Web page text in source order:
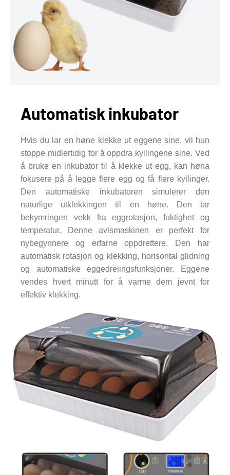
Automatisk inkubator
Hvis du lar en høne klekke ut eggene sine, vil hun
stoppe midlertidig for å oppdra kyllingene sine. Ved
å bruke en inkubator til å klekke ut egg, kan høna
fokusere på å legge flere egg og få flere kyllinger.
Den automatiske inkubatoren simulerer den
naturlige utklekkingen til en høne. Den tar
bekymringen vekk fra eggrotasjon, fuktighet og
temperatur. Denne avlsmaskinen er perfekt for
nybegynnere og erfarne oppdrettere. Den har
automatisk rotasjon og klekking, horisontal glidning
og automatiske eggedreiingsfunksjoner. Eggene
vendes hvert minutt for å varme dem jevnt for
effektiv klekking.